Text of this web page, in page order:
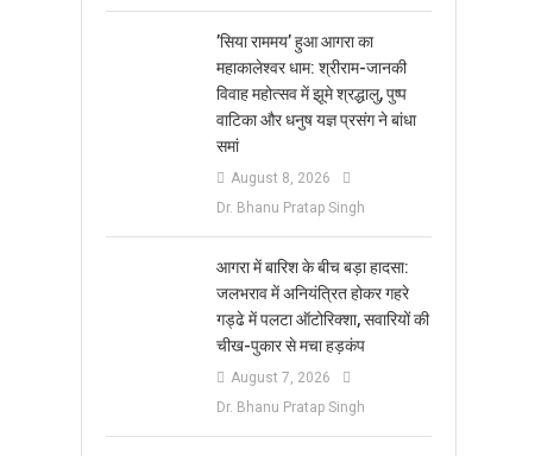
​’सिया राममय’ हुआ आगरा का
महाकालेश्वर धाम: श्रीराम-जानकी
विवाह महोत्सव में झूमे श्रद्धालु, पुष्प
वाटिका और धनुष यज्ञ प्रसंग ने बांधा
समां
August 8, 2026
Dr. Bhanu Pratap Singh
आगरा में बारिश के बीच बड़ा हादसा:
जलभराव में अनियंत्रित होकर गहरे
गड्ढे में पलटा ऑटोरिक्शा, सवारियों की
चीख-पुकार से मचा हड़कंप
August 7, 2026
Dr. Bhanu Pratap Singh